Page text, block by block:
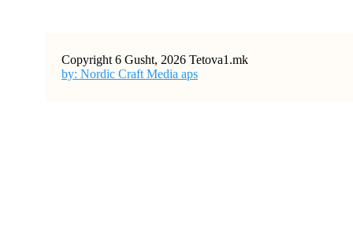
Copyright 6 Gusht, 2026 Tetova1.mk
by: Nordic Craft Media aps